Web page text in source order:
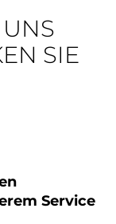
SIE
Service